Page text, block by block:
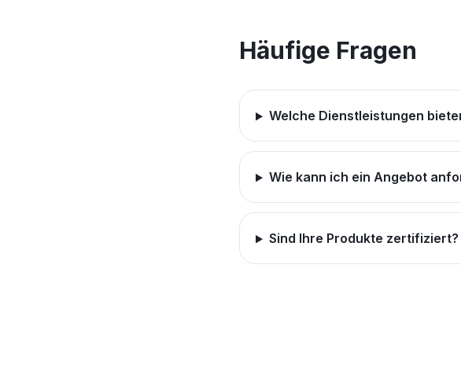
Häufige Fragen
Welche Dienstleistungen
Wie kann ich ein Angebot
Sind Ihre Produkte zertifiziert?